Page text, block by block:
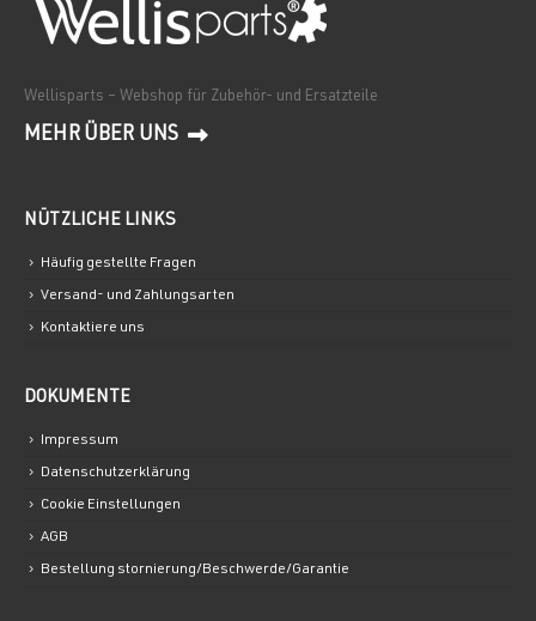
Wellisparts – Webshop für Zubehör- und Ersatzteile
MEHR ÜBER UNS
NÜTZLICHE LINKS
Häufig gestellte Fragen
Versand- und Zahlungsarten
Kontaktiere uns
DOKUMENTE
Impressum
Datenschutzerklärung
Cookie Einstellungen
AGB
Bestellung stornierung/Beschwerde/Garantie